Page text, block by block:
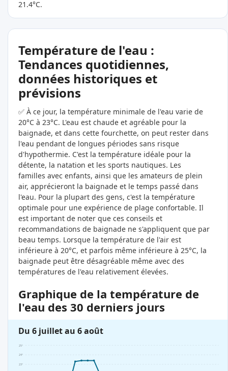
21.4°C.
Température de l'eau :
Tendances quotidiennes,
données historiques et
prévisions
✅ À ce jour, la température minimale de l'eau varie de
20°C à 23°C. L'eau est chaude et agréable pour la
baignade, et dans cette fourchette, on peut rester dans
l'eau pendant de longues périodes sans risque
d'hypothermie. C'est la température idéale pour la
détente, la natation et les sports nautiques. Les
familles avec enfants, ainsi que les amateurs de plein
air, apprécieront la baignade et le temps passé dans
l'eau. Pour la plupart des gens, c'est la température
optimale pour une expérience de plage confortable. Il
est important de noter que ces conseils et
recommandations de baignade ne s'appliquent que par
beau temps. Lorsque la température de l'air est
inférieure à 20°C, et parfois même inférieure à 25°C, la
baignade peut être désagréable même avec des
températures de l'eau relativement élevées.
Graphique de la température de
l'eau des 30 derniers jours
Du 6 juillet au 6 août
23°
24°
25°